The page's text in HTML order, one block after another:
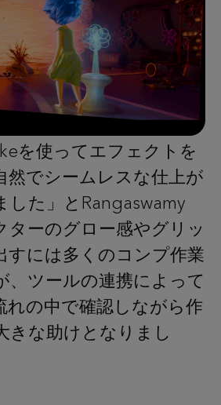
を使ってエフェクトを
然でシームレスな仕上が
した」とRangaswamy
ターのグロー感やグリッ
すには多くのコンプ作業
、ツールの連携によって
れの中で確認しながら作
きな助けとなりまし